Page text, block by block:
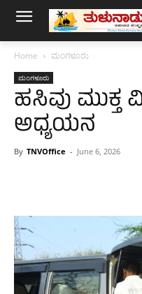
Home ಮಂಗಳೂರು
ಮಂಗಳೂರು
ಹಸಿವು ಮುಕ್ತ
ಅಧ್ಯಯನ
By TNVOffice - June 6, 2026